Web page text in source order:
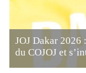
JOJ Dakar 2026
du COJOJ et